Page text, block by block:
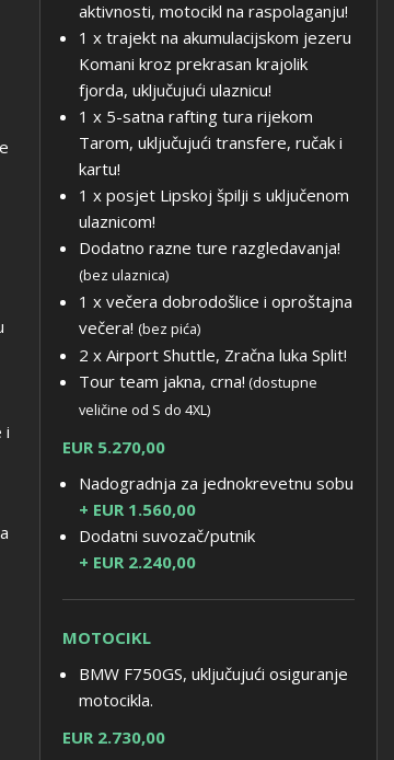
i
aktivnosti, motocikl na raspolaganju!
1 x trajekt na akumulacijskom jezeru
Komani kroz prekrasan krajolik
fjorda, uključujući ulaznicu!
1 x 5-satna rafting tura rijekom
Tarom, uključujući transfere, ručak i
kartu!
1 x posjet Lipskoj špilji s uključenom
ulaznicom!
Dodatno razne ture razgledavanja!
(bez ulaznica)
1 x večera dobrodošlice i oproštajna
večera! (bez pića)
2 x Airport Shuttle, Zračna luka Split!
Tour team jakna, crna! (dostupne
veličine od S do 4XL)
EUR 5.270,00
Nadogradnja za jednokrevetnu sobu
+ EUR 1.560,00
Dodatni suvozač/putnik
+ EUR 2.240,00
MOTOCIKL
BMW F750GS, uključujući osiguranje
motocikla.
EUR 2.730,00